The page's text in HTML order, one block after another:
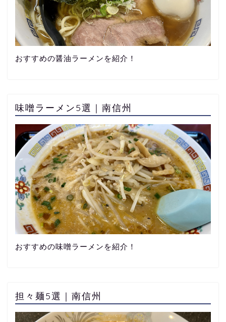
おすすめの醤油ラーメンを紹介！
味噌ラーメン5選｜南信州
おすすめの味噌ラーメンを紹介！
担々麺5選｜南信州